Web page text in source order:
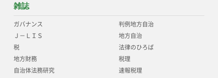
雑誌
ガバナンス
Ｊ－ＬＩＳ
税
地方財務
自治体法務研究
判例地方自治
地方自治
法律のひろば
税理
速報税理